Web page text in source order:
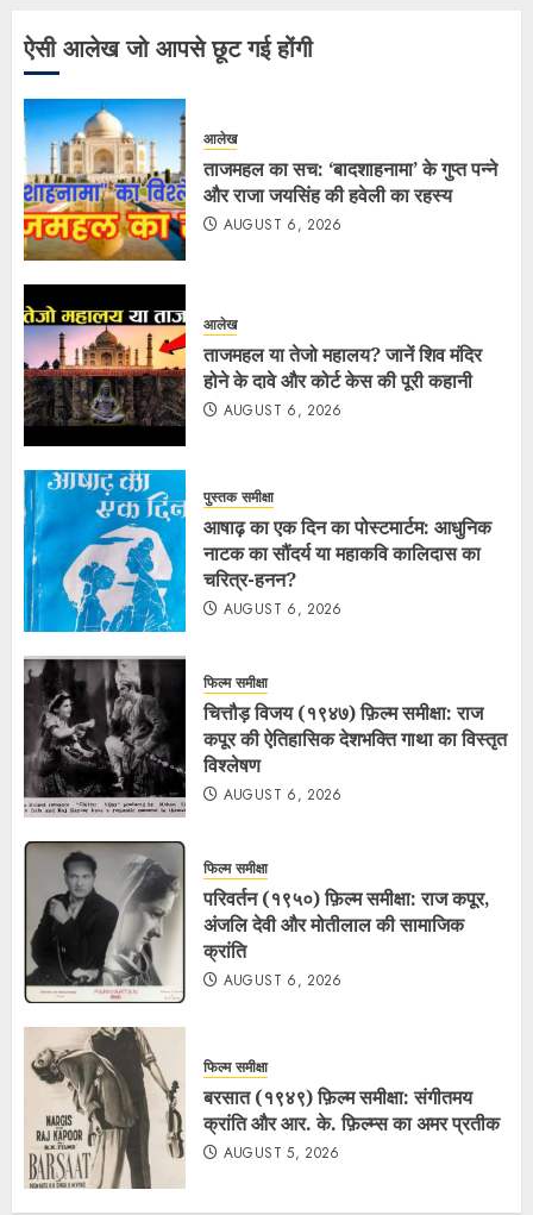
ऐसी आलेख जो आपसे छूट गई होंगी
आलेख
ताजमहल का सच: ‘बादशाहनामा’ के गुप्त पन्ने
और राजा जयसिंह की हवेली का रहस्य
AUGUST 6, 2026
आलेख
ताजमहल या तेजो महालय? जानें शिव मंदिर
होने के दावे और कोर्ट केस की पूरी कहानी
AUGUST 6, 2026
पुस्तक समीक्षा
आषाढ़ का एक दिन का पोस्टमार्टम: आधुनिक
नाटक का सौंदर्य या महाकवि कालिदास का
चरित्र-हनन?
AUGUST 6, 2026
फिल्म समीक्षा
चित्तौड़ विजय (१९४७) फ़िल्म समीक्षा: राज
कपूर की ऐतिहासिक देशभक्ति गाथा का विस्तृत
विश्लेषण
AUGUST 6, 2026
फिल्म समीक्षा
परिवर्तन (१९५०) फ़िल्म समीक्षा: राज कपूर,
अंजलि देवी और मोतीलाल की सामाजिक
क्रांति
AUGUST 6, 2026
फिल्म समीक्षा
बरसात (१९४९) फ़िल्म समीक्षा: संगीतमय
क्रांति और आर. के. फ़िल्म्स का अमर प्रतीक
AUGUST 5, 2026